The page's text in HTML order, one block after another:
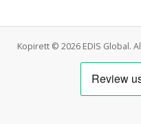
Kopirett © 2026 EDIS Global.